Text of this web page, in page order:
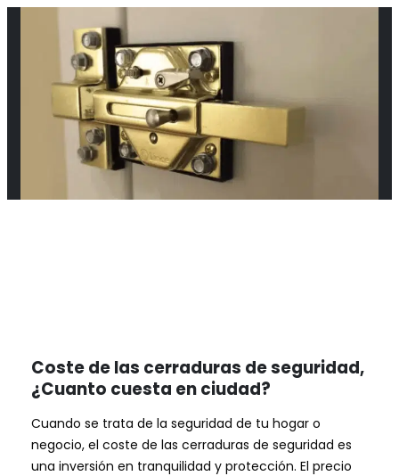
Coste de las cerraduras de seguridad,
¿Cuanto cuesta en ciudad?
Cuando se trata de la seguridad de tu hogar o
negocio, el coste de las cerraduras de seguridad es
una inversión en tranquilidad y protección. El precio